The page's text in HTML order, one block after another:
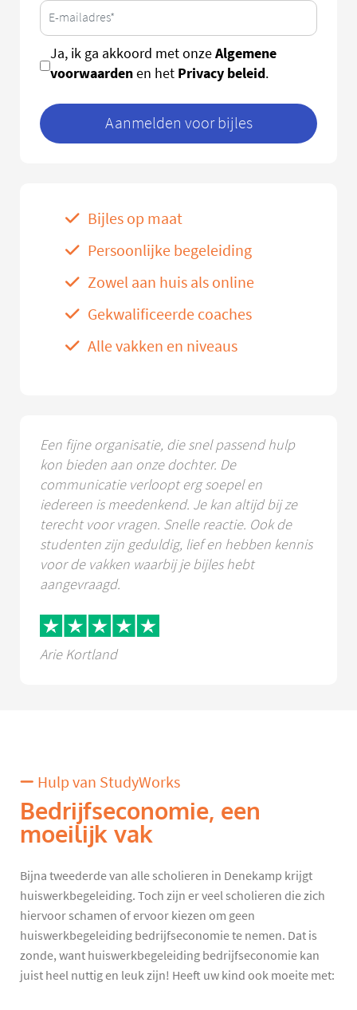
Ja, ik ga akkoord met onzeAlgemene
voorwaardenen het Privacy beleid.
Aanmelden voor bijles
Bijles op maat
Persoonlijke begeleiding
Zowel aan huis als online
Gekwalificeerde coaches
Alle vakken en niveaus
Een fijne organisatie, die snel passend hulp
kon bieden aan onze dochter. De
communicatie verloopt erg soepel en
iedereen is meedenkend. Je kan altijd bij ze
terecht voor vragen. Snelle reactie. Ook de
studenten zijn geduldig, lief en hebben kennis
voor de vakken waarbij je bijles hebt
aangevraagd.
Arie Kortland
Hulp van StudyWorks
Bedrijfseconomie, een
moeilijk vak
Bijna tweederde van alle scholieren in Denekamp krijgt
huiswerkbegeleiding. Toch zijn er veel scholieren die zich
hiervoor schamen of ervoor kiezen om geen
huiswerkbegeleiding bedrijfseconomie te nemen. Dat is
zonde, want huiswerkbegeleiding bedrijfseconomie kan
juist heel nuttig en leuk zijn! Heeft uw kind ook moeite met: